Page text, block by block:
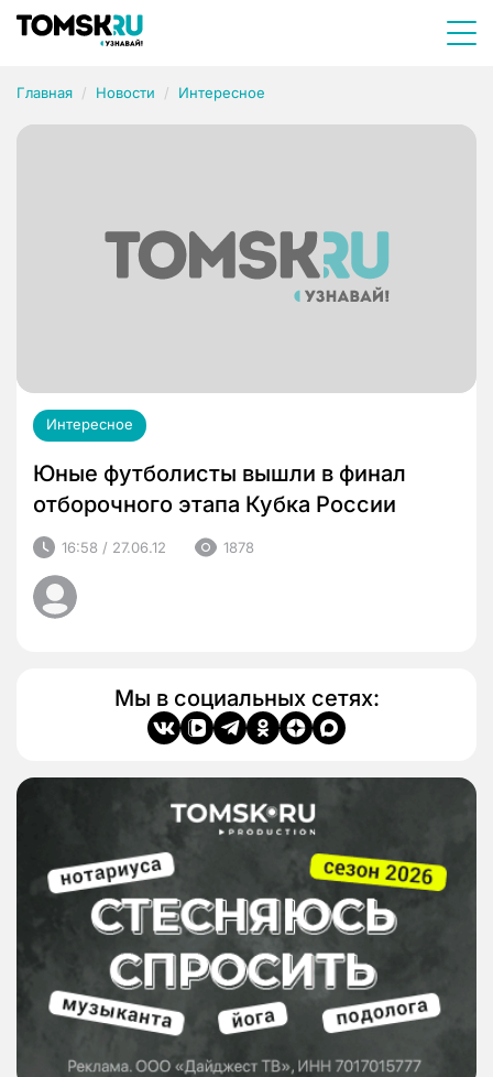
Главная Новости Интересное
Интересное
Юные футболисты вышли в финал
отборочного этапа Кубка России
16:58 / 27.06.12 1878
Мы в социальных сетях: